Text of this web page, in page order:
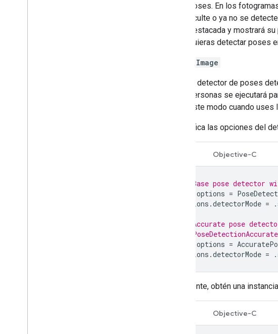
poses. En los
oculte o ya no se
destacada y mostrará
quieras detectar poses
singleImage
El detector de poses
personas se ejecutará
este modo cuando
Especifica las opciones del
Objective-C
// Base pose detector
options =
options .detectorMode = .
// Accurate pose
// PoseDetectionAccurate
options =
options .detectorMode = .
Finalmente, obtén una
Objective-C